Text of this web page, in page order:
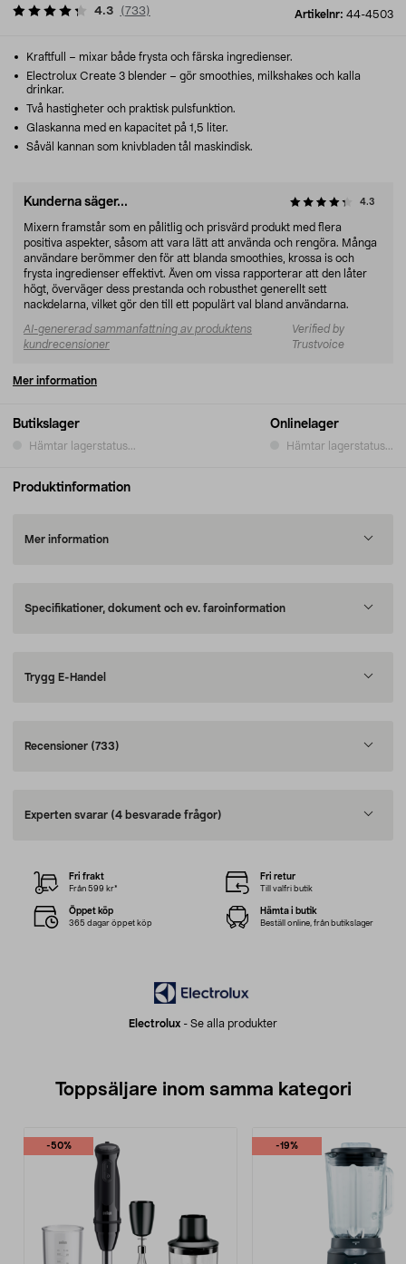
Artikelnr: 44-4503
4.3 (733)
Butikslager
Hämtar lagerstatus...
Onlinelager
Hämtar lagerstatus...
Kraftfull – mixar både frysta och färska ingredienser.
Electrolux Create 3 blender – gör smoothies, milkshakes och kalla
drinkar.
Två hastigheter och praktisk pulsfunktion.
Glaskanna med en kapacitet på 1,5 liter.
Såväl kannan som knivbladen tål maskindisk.
Kunderna säger... 4.3
Mixern framstår som en pålitlig och prisvärd produkt med flera
positiva aspekter, såsom att vara lätt att använda och rengöra. Många
användare berömmer den för att blanda smoothies, krossa is och
frysta ingredienser effektivt. Även om vissa rapporterar att den låter
högt, överväger dess prestanda och robusthet generellt sett
nackdelarna, vilket gör den till ett populärt val bland användarna.
AI-genererad sammanfattning av produktens
kundrecensioner
Verified by
Trustvoice
Mer information
Produktinformation
Mer information
Specifikationer, dokument och ev. faroinformation
Trygg E-Handel
Recensioner (733)
Experten svarar (4 besvarade frågor)
Electrolux - Se alla produkter
Fri frakt
Från 599 kr*
Fri retur
Till valfri butik
Öppet köp
365 dagar öppet köp
Hämta i butik
Beställ online, från butikslager
Toppsäljare inom samma kategori
-50% -19%